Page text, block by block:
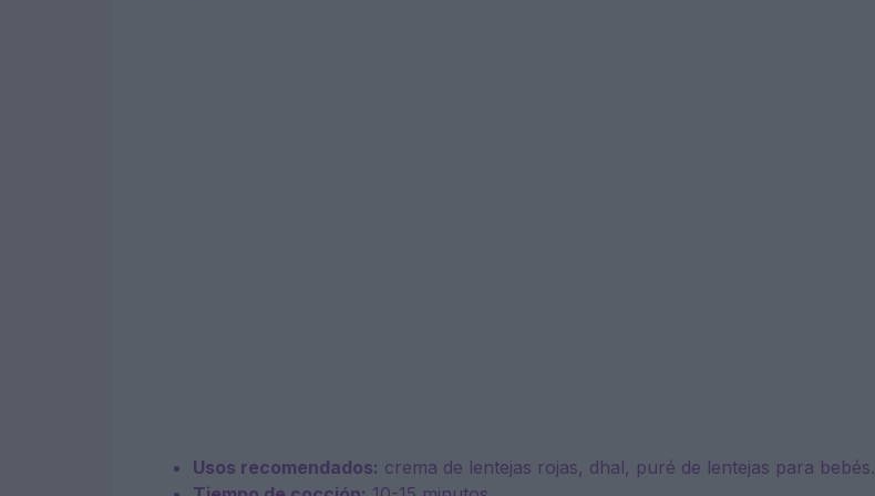
Usos recomendados: crema de lentejas rojas, dhal, puré de lentejas para bebés.